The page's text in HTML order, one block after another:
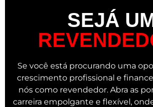
SEJÁ
Se você está procurando uma
crescimento profissional e
nós como revendedor. Abra as
carreira empolgante e flexível,